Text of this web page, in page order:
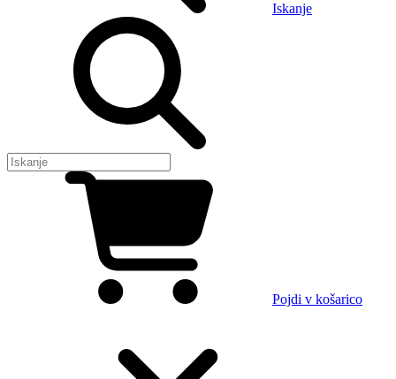
Iskanje
Pojdi v košarico